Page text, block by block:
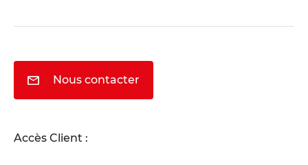
Nous contacter
Accès Client :